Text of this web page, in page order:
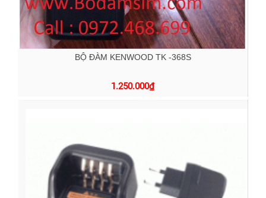
BỘ ĐÀM KENWOOD TK -368S
1.250.000₫